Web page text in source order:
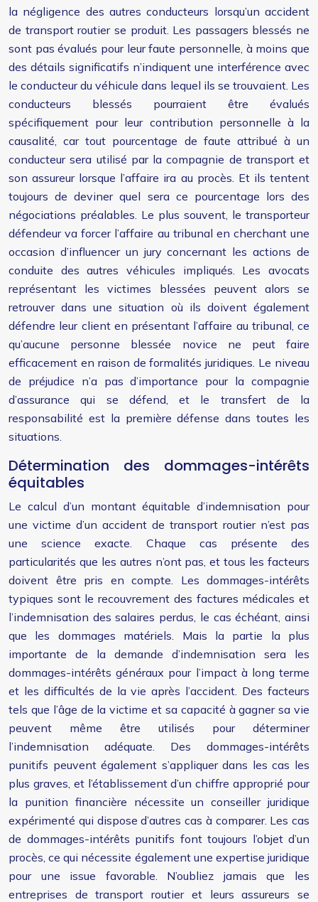
la négligence des autres conducteurs lorsqu’un accident
de transport routier se produit. Les passagers blessés ne
sont pas évalués pour leur faute personnelle, à moins que
des détails significatifs n’indiquent une interférence avec
le conducteur du véhicule dans lequel ils se trouvaient. Les
conducteurs blessés pourraient être évalués
spécifiquement pour leur contribution personnelle à la
causalité, car tout pourcentage de faute attribué à un
conducteur sera utilisé par la compagnie de transport et
son assureur lorsque l’affaire ira au procès. Et ils tentent
toujours de deviner quel sera ce pourcentage lors des
négociations préalables. Le plus souvent, le transporteur
défendeur va forcer l’affaire au tribunal en cherchant une
occasion d’influencer un jury concernant les actions de
conduite des autres véhicules impliqués. Les avocats
représentant les victimes blessées peuvent alors se
retrouver dans une situation où ils doivent également
défendre leur client en présentant l’affaire au tribunal, ce
qu’aucune personne blessée novice ne peut faire
efficacement en raison de formalités juridiques. Le niveau
de préjudice n’a pas d’importance pour la compagnie
d’assurance qui se défend, et le transfert de la
responsabilité est la première défense dans toutes les
situations.
Détermination des dommages-intérêts
équitables
Le calcul d’un montant équitable d’indemnisation pour
une victime d’un accident de transport routier n’est pas
une science exacte. Chaque cas présente des
particularités que les autres n’ont pas, et tous les facteurs
doivent être pris en compte. Les dommages-intérêts
typiques sont le recouvrement des factures médicales et
l’indemnisation des salaires perdus, le cas échéant, ainsi
que les dommages matériels. Mais la partie la plus
importante de la demande d’indemnisation sera les
dommages-intérêts généraux pour l’impact à long terme
et les difficultés de la vie après l’accident. Des facteurs
tels que l’âge de la victime et sa capacité à gagner sa vie
peuvent même être utilisés pour déterminer
l’indemnisation adéquate. Des dommages-intérêts
punitifs peuvent également s’appliquer dans les cas les
plus graves, et l’établissement d’un chiffre approprié pour
la punition financière nécessite un conseiller juridique
expérimenté qui dispose d’autres cas à comparer. Les cas
de dommages-intérêts punitifs font toujours l’objet d’un
procès, ce qui nécessite également une expertise juridique
pour une issue favorable. N’oubliez jamais que les
entreprises de transport routier et leurs assureurs se